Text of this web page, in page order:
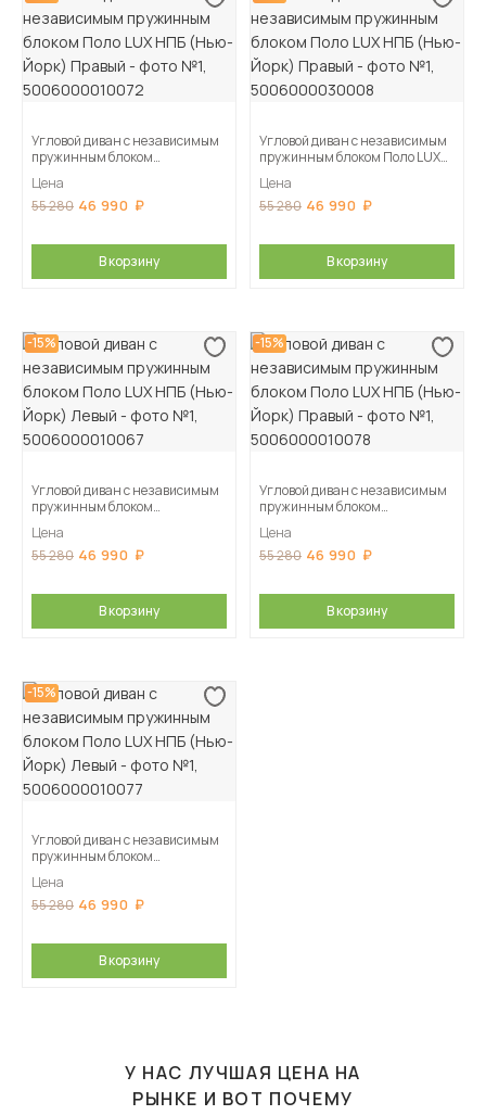
Угловой диван с независимым
пружинным блоком
Правый
Цена
55 280 46 990
В корзину
Угловой диван с независимым
пружинным блоком Поло LUX
Цена
55 280 46 990
В корзину
-15%
Угловой диван с независимым
пружинным блоком
Левый
Цена
55 280 46 990
В корзину
-15%
Угловой диван с независимым
пружинным блоком
Правый
Цена
55 280 46 990
В корзину
-15%
Угловой диван с независимым
пружинным блоком
Левый
Цена
55 280 46 990
В корзину
У НАС ЛУЧШАЯ ЦЕНА НА
РЫНКЕ И ВОТ ПОЧЕМУ